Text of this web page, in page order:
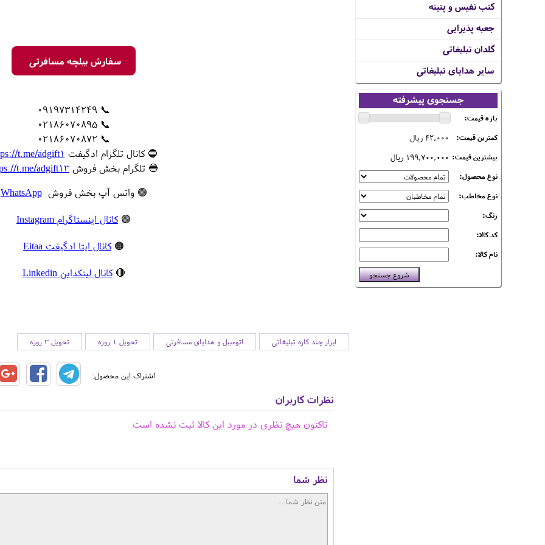
کتب نفیس و پتینه
جعبه پذیرایی
گلدان تبلیغاتی
سایر هدایای تبلیغاتی
جستجوی پیشرفته
بازه قیمت:
کمترین قیمت:
42,000 ریال
بیشترین قیمت: 199,700,000 ریال
نوع محصول:
نوع مخاطب:
رنگ:
کد کالا:
نام کالا:
سفارش بیلچه مسافرتی
📞 09197314249
📞 02186070895
📞 02186070872
🔵 کانال تلگرام ادگیفت t.me/adgift1
🔵 تلگرام بخش فروش t.me/adgift13
🟢 واتس آپ بخش فروشWhatsApp
🟣 کانال اینستاگرام Instagram
🟠 کانال ایتا ادگیفت Eitaa
🔴 کانال لینکداین Linkedin
ابزار چند کاره تبلیغاتی اتومبیل و هدایای مسافرتی تحویل 1 روزه تحویل 3 روزه
اشتراک این محصول:
نظرات کاربران
تاکنون هیچ نظری در مورد این کالا ثبت نشده است
نظر شما